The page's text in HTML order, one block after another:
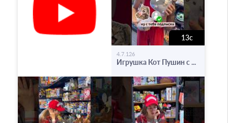
13с
4.7.126
Игрушка Кот Пушин с ...